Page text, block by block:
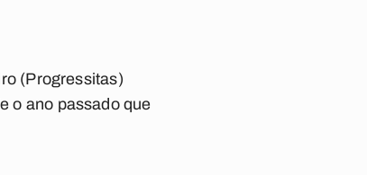
(Progressitas)
o ano passado que